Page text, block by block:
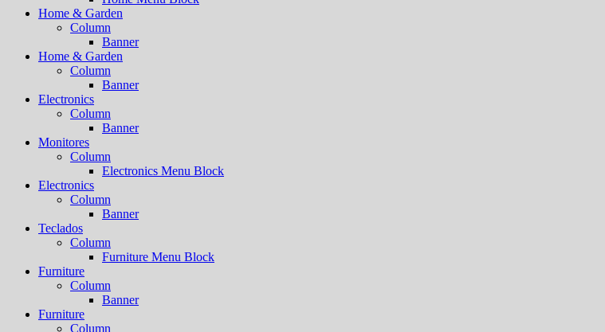
Home & Garden
Column
Banner
Home & Garden
Column
Banner
Electronics
Column
Banner
Monitores
Column
Electronics Menu Block
Electronics
Column
Banner
Teclados
Column
Furniture Menu Block
Furniture
Column
Banner
Furniture
Column